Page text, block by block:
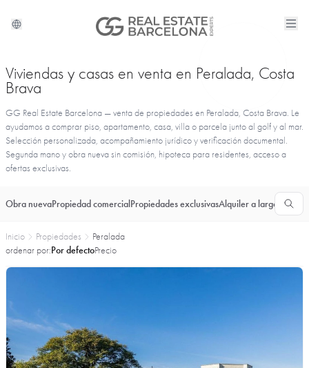
Viviendas y casas en venta en Peralada, Costa
Brava
GG Real Estate Barcelona — venta de propiedades en Peralada, Costa Brava. Le
ayudamos a comprar piso, apartamento, casa, villa o parcela junto al golf y al mar.
Selección personalizada, acompañamiento jurídico y verificación documental.
Segunda mano y obra nueva sin comisión, hipoteca para residentes, acceso a
ofertas exclusivas.
Obra nuevaPropiedad comercial Propiedades exclusivasAlquiler a largo plazo
Inicio Propiedades
Peralada
ordenar por:Por defectoPrecio